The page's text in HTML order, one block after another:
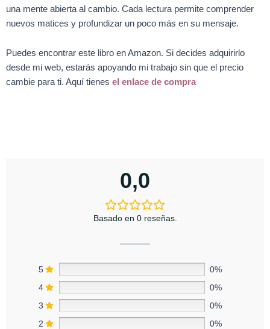
una mente abierta al cambio. Cada lectura permite comprender
nuevos matices y profundizar un poco más en su mensaje.
Puedes encontrar este libro en Amazon. Si decides adquirirlo
desde mi web, estarás apoyando mi trabajo sin que el precio
cambie para ti. Aquí tienes el enlace de compra
0,0
Basado en 0 reseñas.
5
0%
4
0%
3
0%
2
0%